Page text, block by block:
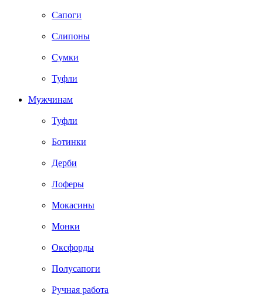
Сапоги
Слипоны
Сумки
Туфли
Мужчинам
Туфли
Ботинки
Дерби
Лоферы
Мокасины
Монки
Оксфорды
Полусапоги
Ручная работа